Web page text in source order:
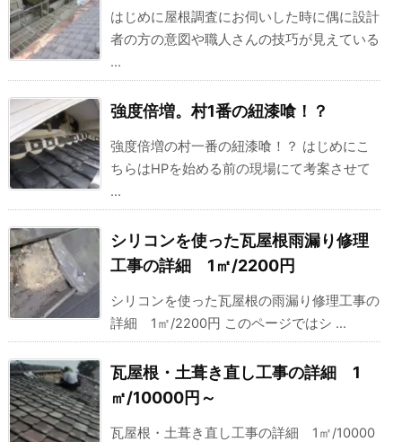
はじめに屋根調査にお伺いした時に偶に設計
者の方の意図や職人さんの技巧が見えている
...
強度倍増。村1番の紐漆喰！？
強度倍増の村一番の紐漆喰！？ はじめにこ
ちらはHPを始める前の現場にて考案させて
...
シリコンを使った瓦屋根雨漏り修理
工事の詳細 1㎡/2200円
シリコンを使った瓦屋根の雨漏り修理工事の
詳細 1㎡/2200円 このページではシ ...
瓦屋根・土葺き直し工事の詳細 1
㎡/10000円～
瓦屋根・土葺き直し工事の詳細 1㎡/10000